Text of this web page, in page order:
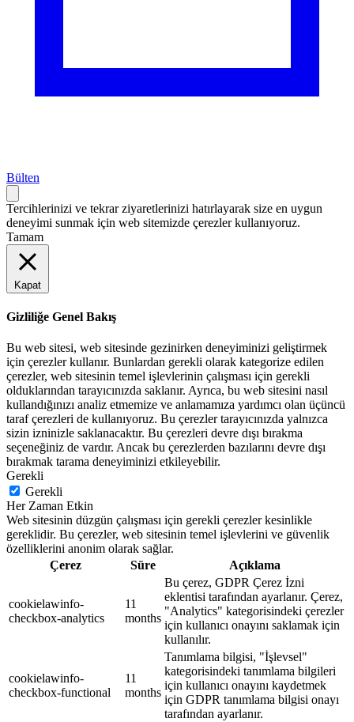
Bülten
Tercihlerinizi ve tekrar ziyaretlerinizi hatırlayarak size en uygun
deneyimi sunmak için web sitemizde çerezler kullanıyoruz.
Tamam
Kapat
Gizliliğe Genel Bakış
Bu web sitesi, web sitesinde gezinirken deneyiminizi geliştirmek
için çerezler kullanır. Bunlardan gerekli olarak kategorize edilen
çerezler, web sitesinin temel işlevlerinin çalışması için gerekli
olduklarından tarayıcınızda saklanır. Ayrıca, bu web sitesini nasıl
kullandığınızı analiz etmemize ve anlamamıza yardımcı olan üçüncü
taraf çerezleri de kullanıyoruz. Bu çerezler tarayıcınızda yalnızca
sizin izninizle saklanacaktır. Bu çerezleri devre dışı bırakma
seçeneğiniz de vardır. Ancak bu çerezlerden bazılarını devre dışı
bırakmak tarama deneyiminizi etkileyebilir.
Gerekli
Gerekli
Her Zaman Etkin
Web sitesinin düzgün çalışması için gerekli çerezler kesinlikle
gereklidir. Bu çerezler, web sitesinin temel işlevlerini ve güvenlik
özelliklerini anonim olarak sağlar.
Çerez
Süre Açıklama
cookielawinfo-
checkbox-analytics
11
months
Bu çerez, GDPR Çerez İzni
eklentisi tarafından ayarlanır. Çerez,
"Analytics" kategorisindeki çerezler
için kullanıcı onayını saklamak için
kullanılır.
cookielawinfo-
checkbox-functional
11
months
Tanımlama bilgisi, "İşlevsel"
kategorisindeki tanımlama bilgileri
için kullanıcı onayını kaydetmek
için GDPR tanımlama bilgisi onayı
tarafından ayarlanır.